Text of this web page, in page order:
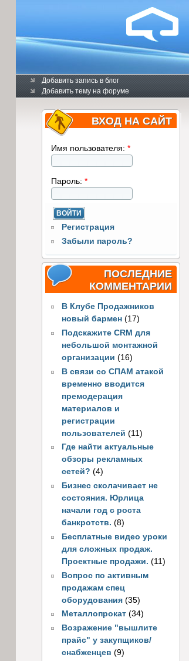
Добавить запись в блог
Добавить тему на форуме
ВХОД НА САЙТ
Имя пользователя: *
Пароль: *
Регистрация
Забыли пароль?
ПОСЛЕДНИЕ
КОММЕНТАРИИ
В Клубе Продажников
новый бармен (17)
Подскажите CRM для
небольшой монтажной
организации (16)
В связи со СПАМ атакой
временно вводится
премодерация
материалов и
регистрации
пользователей (11)
Где найти актуальные
обзоры рекламных
сетей? (4)
Бизнес сколачивает не
состояния. Юрлица
начали год с роста
банкротств. (8)
Бесплатные видео уроки
для сложных продаж.
Проектные продажи. (11)
Вопрос по активным
продажам спец
оборудования (35)
Металлопрокат (34)
Возражение "вышлите
прайс" у закупщиков/
снабженцев (9)